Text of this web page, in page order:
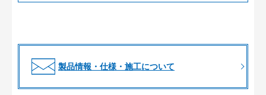
製品情報・仕様・施工について